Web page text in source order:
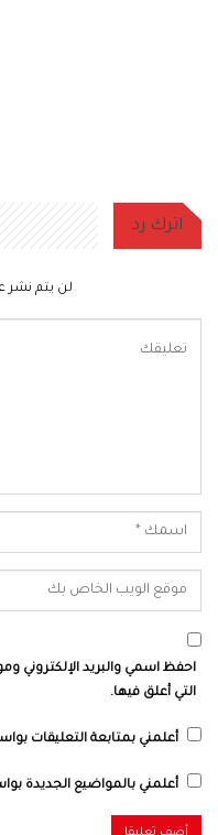
اترك رد
لن يتم نشر
احفظ اسمي والبريد الإلكتروني
التي أعلق فيها.
أعلمني بمتابعة التعليقات
أعلمني بالمواضيع الجديدة